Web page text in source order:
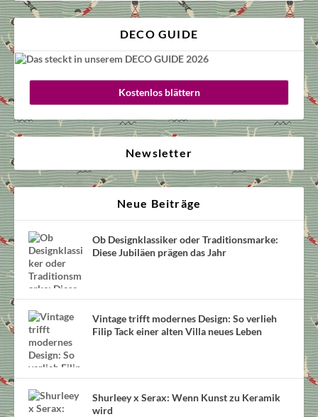
DECO GUIDE
Kostenlos blättern
Newsletter
Neue Beiträge
Ob Designklassiker oder Traditionsmarke:
Diese Jubiläen prägen das Jahr
Vintage trifft modernes Design: So verlieh
Filip Tack einer alten Villa neues Leben
Shurleey x Serax: Wenn Kunst zu Keramik
wird